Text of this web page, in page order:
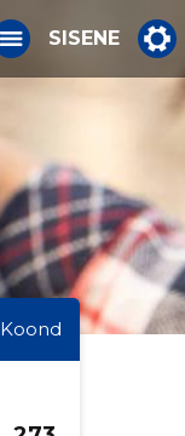
SISENE
Koond